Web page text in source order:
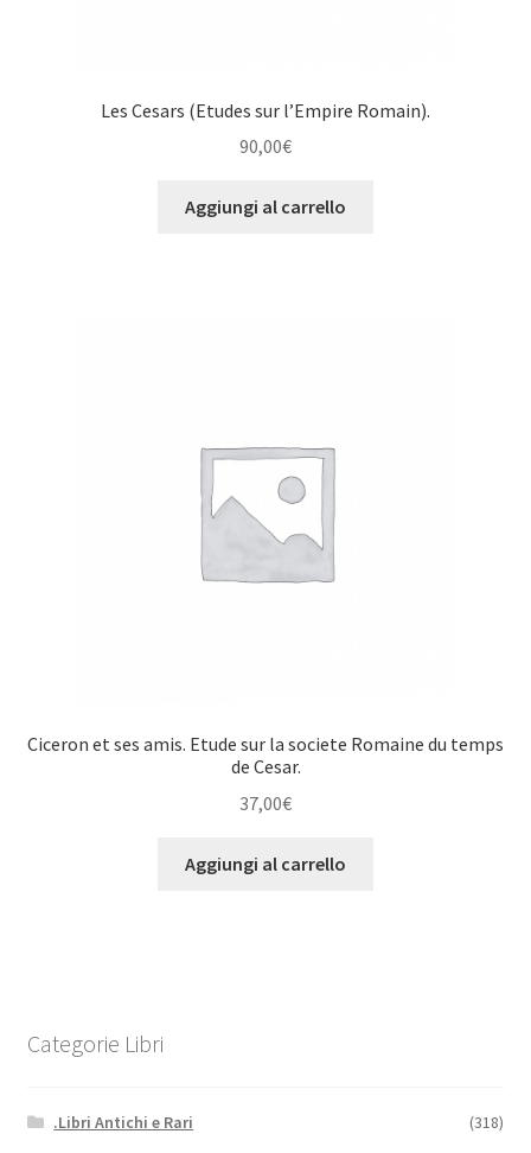
Les Cesars (Etudes sur l’Empire Romain).
90,00€
Aggiungi al carrello
Ciceron et ses amis. Etude sur la societe Romaine du temps
de Cesar.
37,00€
Aggiungi al carrello
Categorie Libri
.Libri Antichi e Rari
(318)